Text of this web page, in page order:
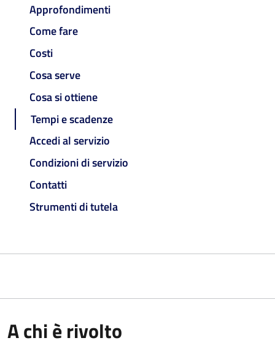
Approfondimenti
Come fare
Costi
Cosa serve
Cosa si ottiene
Tempi e scadenze
Accedi al servizio
Condizioni di servizio
Contatti
Strumenti di tutela
A chi è rivolto